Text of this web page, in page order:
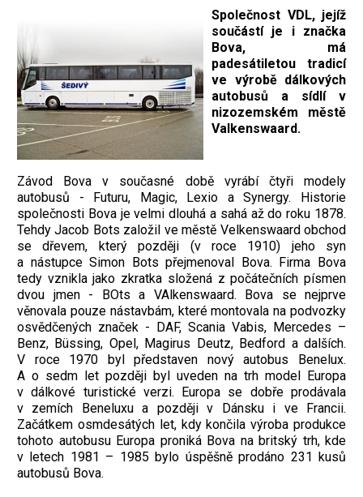
Společnost VDL, jejíž
součástí je i značka
Bova, má
padesátiletou tradicí
ve výrobě dálkových
autobusů a sídlí v
nizozemském městě
Valkenswaard.
Závod Bova v současné době vyrábí čtyři modely
autobusů - Futuru, Magic, Lexio a Synergy. Historie
společnosti Bova je velmi dlouhá a sahá až do roku 1878.
Tehdy Jacob Bots založil ve městě Velkenswaard obchod
se dřevem, který později (v roce 1910) jeho syn
a nástupce Simon Bots přejmenoval Bova. Firma Bova
tedy vznikla jako zkratka složená z počátečních písmen
dvou jmen - BOts a VAlkenswaard. Bova se nejprve
věnovala pouze nástavbám, které montovala na podvozky
osvědčených značek - DAF, Scania Vabis, Mercedes –
Benz, Büssing, Opel, Magirus Deutz, Bedford a dalších.
V roce 1970 byl představen nový autobus Benelux.
A o sedm let později byl uveden na trh model Europa
v dálkové turistické verzi. Europa se dobře prodávala
v zemích Beneluxu a později v Dánsku i ve Francii.
Začátkem osmdesátých let, kdy končila výroba produkce
tohoto autobusu Europa proniká Bova na britský trh, kde
v letech 1981 – 1985 bylo úspěšně prodáno 231 kusů
autobusů Bova.